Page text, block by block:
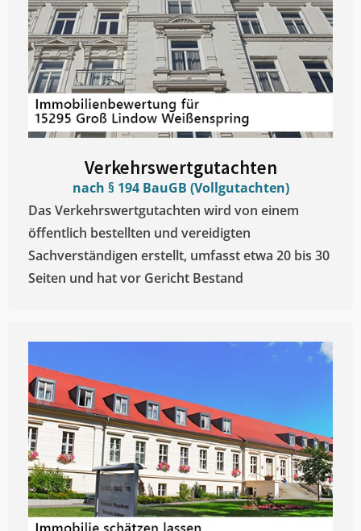
Verkehrswertgutachten
nach § 194 BauGB (Vollgutachten)
Das Verkehrswertgutachten wird von einem
öffentlich bestellten und vereidigten
Sachverständigen erstellt, umfasst etwa 20 bis 30
Seiten und hat vor Gericht Bestand